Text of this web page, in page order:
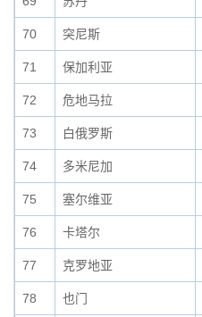
70 突尼斯
71 保加利亚
72 危地马拉
73 白俄罗斯
74 多米尼加
75 塞尔维亚
76 卡塔尔
77 克罗地亚
78 也门